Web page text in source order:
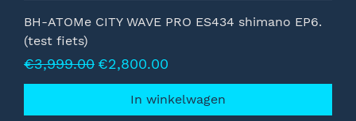
BH-ATOMe CITY WAVE PRO ES434 shimano EP6.
(test fiets)
Normale prijs
€3,999.00 Verkoopprijs
€2,800.00
In winkelwagen